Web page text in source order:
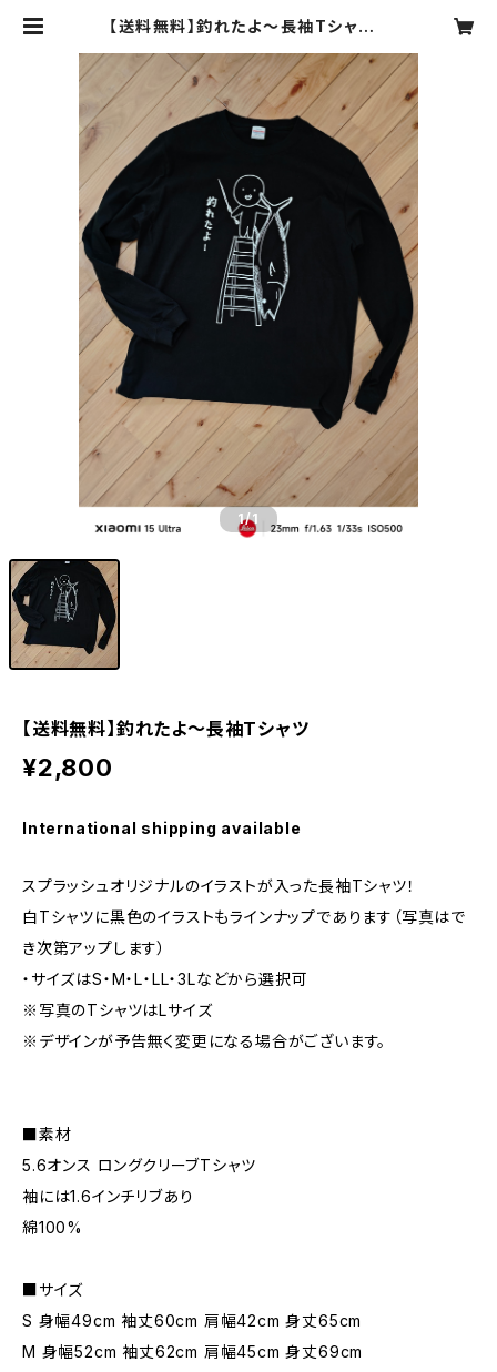
【送料無料】釣れたよ～長袖Tシャツ |
1/1
【送料無料】釣れたよ～長袖Tシャツ
¥2,800
International shipping available
スプラッシュオリジナルのイラストが入った長袖Tシャツ！
白Tシャツに黒色のイラストもラインナップであります（写真はで
き次第アップします）
・サイズはS・M・L・LL・3Lなどから選択可
※写真のTシャツはLサイズ
※デザインが予告無く変更になる場合がございます。
■素材
5.6オンス ロングクリーブTシャツ
袖には1.6インチリブあり
綿100%
■サイズ
S 身幅49cm 袖丈60cm 肩幅42cm 身丈65cm
M 身幅52cm 袖丈62cm 肩幅45cm 身丈69cm